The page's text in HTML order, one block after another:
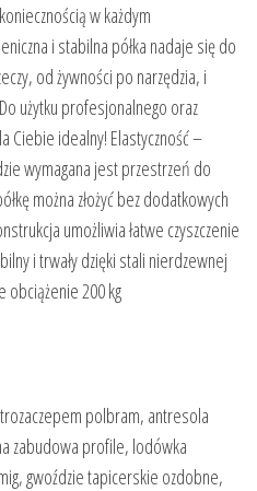
w każdym
i stabilna półka nadaje się do
od żywności po narzędzia, i
użytku profesjonalnego oraz
Ciebie idealny! Elastyczność –
wymagana jest przestrzeń do
można złożyć bez dodatkowych
umożliwia łatwe czyszczenie
i trwały dzięki stali nierdzewnej
obciążenie 200 kg
polbram, antresola
zabudowa profile, lodówka
gwoździe tapicerskie ozdobne,